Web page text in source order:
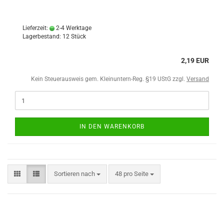
Lieferzeit:
2-4 Werktage
Lagerbestand: 12 Stück
2,19 EUR
Kein Steuerausweis gem. Kleinuntern-Reg. §19 UStG zzgl. Versand
IN DEN WARENKORB
Sortieren nach 48 pro Seite